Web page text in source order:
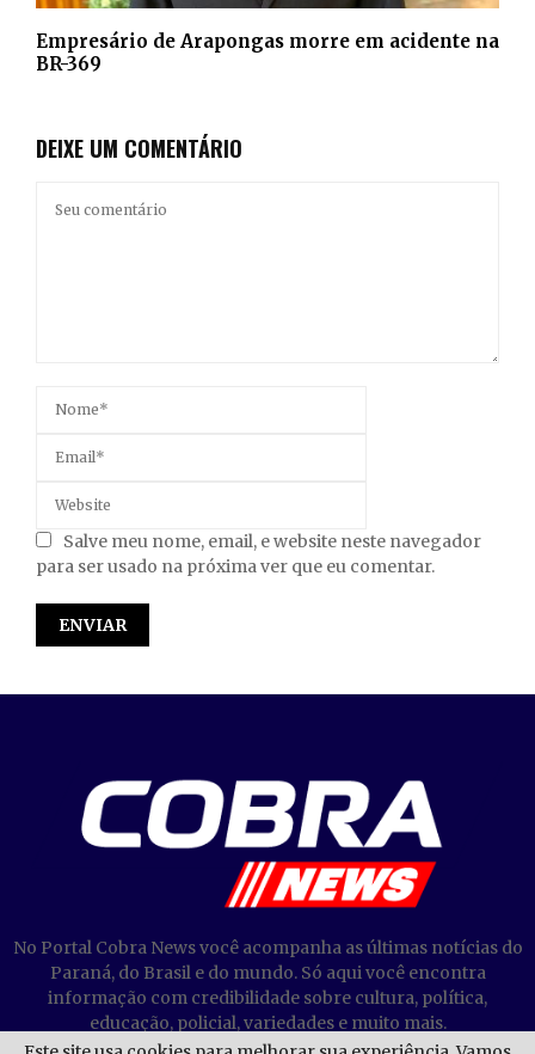
Empresário de Arapongas morre em acidente na
BR-369
DEIXE UM COMENTÁRIO
Salve meu nome, email, e website neste navegador
para ser usado na próxima ver que eu comentar.
No Portal Cobra News você acompanha as últimas notícias do
Paraná, do Brasil e do mundo. Só aqui você encontra
informação com credibilidade sobre cultura, política,
educação, policial, variedades e muito mais.